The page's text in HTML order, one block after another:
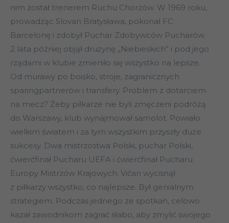
nim został trenerem Ruchu Chorzów. W 1969 roku,
prowadząc Slovan Bratysława, pokonał FC
Barcelonę i zdobył Puchar Zdobywców Pucharów.
2 lata później objął drużynę „Niebieskich” i pod jego
rządami w klubie zmieniło się wszystko na lepsze.
Od murawy po boisko, stroje, zagranicznych
sparingpartnerów i transfery. Problem z dotarciem
na mecz? Żeby piłkarze nie byli zmęczeni podróżą
do Warszawy, klub wynajmował samolot. Powiało
wielkim światem i za tym wszystkim przyszły duże
sukcesy. Dwa mistrzostwa Polski, puchar Polski,
ćwierćfinał Pucharu UEFA i ćwierćfinał Pucharu
Europy Mistrzów Krajowych. Vičan wycisnął
z piłkarzy wszystko, co najlepsze. Był genialnym
strategiem. Podczas jednego ze spotkań, celowo
kazał zawodnikom zagrać słabo, aby zmylić swojego